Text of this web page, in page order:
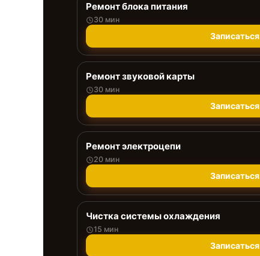
Ремонт блока питания
30 мин
Записаться
Ремонт звуковой карты
30 мин
Записаться
Ремонт электроцепи
20 мин
Записаться
Чистка системы охлаждения
15 мин
Записаться